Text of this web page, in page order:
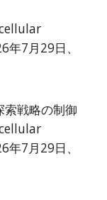
7月29日、
索戦略の制御
7月29日、